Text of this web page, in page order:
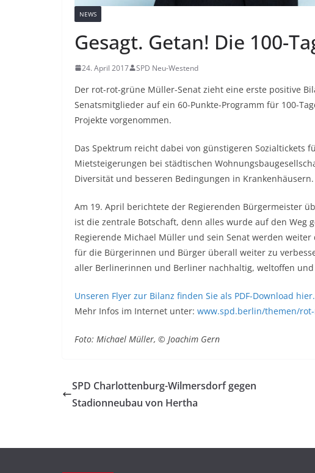
NEWS
Gesagt. Getan! Die 100-
24. April 2017 SPD Neu-Westend
Der rot-rot-grüne Müller-Senat zieht eine erste positive
Senatsmitglieder auf ein 60-Punkte-Programm für 100-
Projekte vorgenommen.
Das Spektrum reicht dabei von günstigeren Sozialtickets
Mietsteigerungen bei städtischen
Diversität und besseren Bedingungen in Krankenhäusern.
Am 19. April berichtete der Regierenden Bürgermeister
ist die zentrale Botschaft, denn alles wurde auf den Weg
Regierende Michael Müller und sein Senat werden
für die Bürgerinnen und Bürger überall weiter zu
aller Berlinerinnen und Berliner nachhaltig, weltoffen
Unseren Flyer zur Bilanz finden Sie als PDF-Download hier.
Mehr Infos im Internet unter: www.spd.berlin/themen/
Foto: Michael Müller, © Joachim Gern
SPD Charlottenburg-Wilmersdorf gegen
Stadionneubau von Hertha